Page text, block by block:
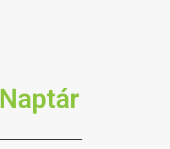
Naptár